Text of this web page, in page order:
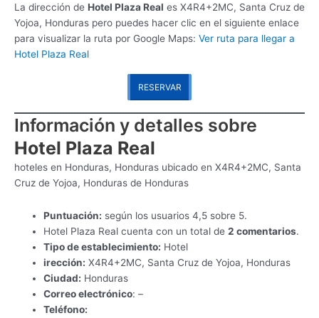
La dirección de Hotel Plaza Real es X4R4+2MC, Santa Cruz de
Yojoa, Honduras pero puedes hacer clic en el siguiente enlace
para visualizar la ruta por Google Maps: Ver ruta para llegar a
Hotel Plaza Real
RESERVAR
Información y detalles sobre
Hotel Plaza Real
hoteles en Honduras, Honduras ubicado en X4R4+2MC, Santa
Cruz de Yojoa, Honduras de Honduras
Puntuación: según los usuarios 4,5 sobre 5.
Hotel Plaza Real cuenta con un total de2 comentarios.
Tipo de establecimiento: Hotel
irección: X4R4+2MC, Santa Cruz de Yojoa, Honduras
Ciudad: Honduras
Correo electrónico: –
Teléfono: